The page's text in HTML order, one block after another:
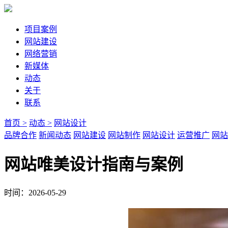
项目案例
网站建设
网络营销
新媒体
动态
关于
联系
首页 > 动态 > 网站设计
品牌合作 新闻动态 网站建设 网站制作 网站设计 运营推广 网
网站唯美设计指南与案例
时间：2026-05-29